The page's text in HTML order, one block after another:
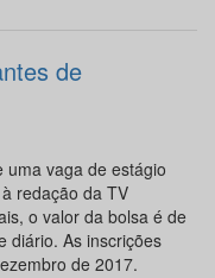
de
uma vaga de estágio
redação da TV
o valor da bolsa é de
diário. As inscrições
de 2017.